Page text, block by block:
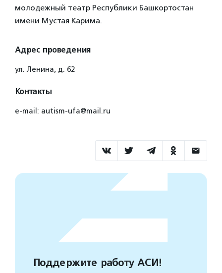
молодежный театр Республики Башкортостан
имени Мустая Карима.
Адрес проведения
ул. Ленина, д. 62
Контакты
e-mail: autism-ufa@mail.ru
Поддержите работу АСИ!